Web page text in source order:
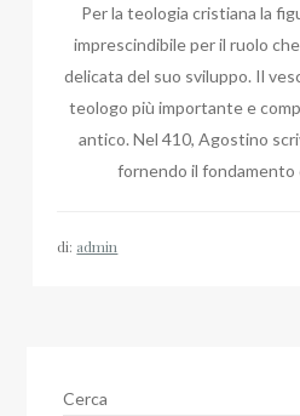
Per la teologia cristiana la
imprescindibile per il ruolo
delicata del suo sviluppo. Il
teologo più importante e
antico. Nel 410, Agostino
fornendo il fondamento
di: admin
Cerca